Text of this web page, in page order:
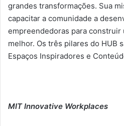
grandes transformações. Sua
capacitar a comunidade a
empreendedoras para construir
melhor. Os três pilares do HUB
Espaços Inspiradores e
MIT Innovative Workplaces